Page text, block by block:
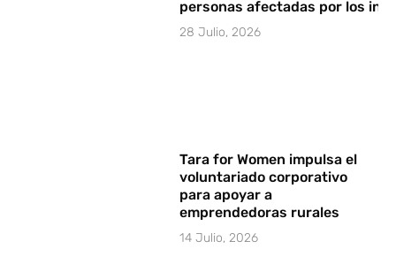
personas afectadas por los
28 Julio, 2026
Tara for Women impulsa el
voluntariado corporativo
para apoyar a
emprendedoras rurales
14 Julio, 2026